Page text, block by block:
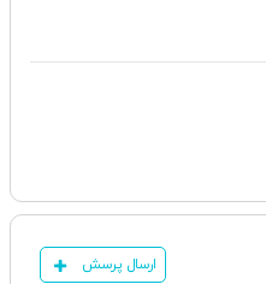
ارسال پرسش